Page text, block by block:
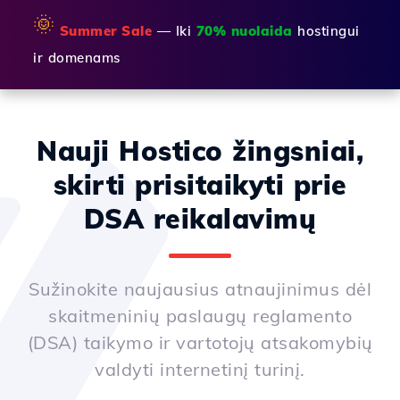
🌞 Summer Sale — Iki 70% nuolaida hostingui
ir domenams
Nauji Hostico žingsniai,
skirti prisitaikyti prie
DSA reikalavimų
Sužinokite naujausius atnaujinimus dėl
skaitmeninių paslaugų reglamento
(DSA) taikymo ir vartotojų atsakomybių
valdyti internetinį turinį.